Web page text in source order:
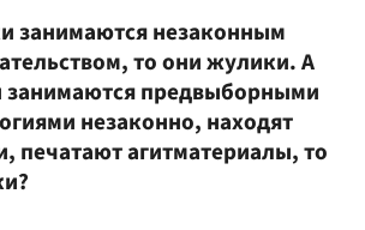
занимаются незаконным
то они жулики. А
занимаются предвыборными
незаконно, находят
печатают агитматериалы, то